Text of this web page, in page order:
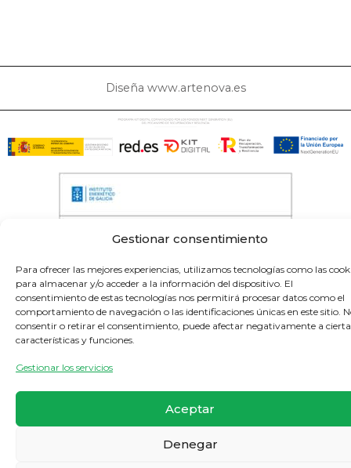
Gestionar consentimiento
Para ofrecer las mejores experiencias, utilizamos tecnologías como las
para almacenar y/o acceder a la información del dispositivo. El
consentimiento de estas tecnologías nos permitirá procesar datos como el
comportamiento de navegación o las identificaciones únicas en este sitio.
consentir o retirar el consentimiento, puede afectar negativamente a
características y funciones.
Gestionar los servicios
Aceptar
Denegar
Diseña www.artenova.es
-Proxectos de telemedida cofinanciados polo